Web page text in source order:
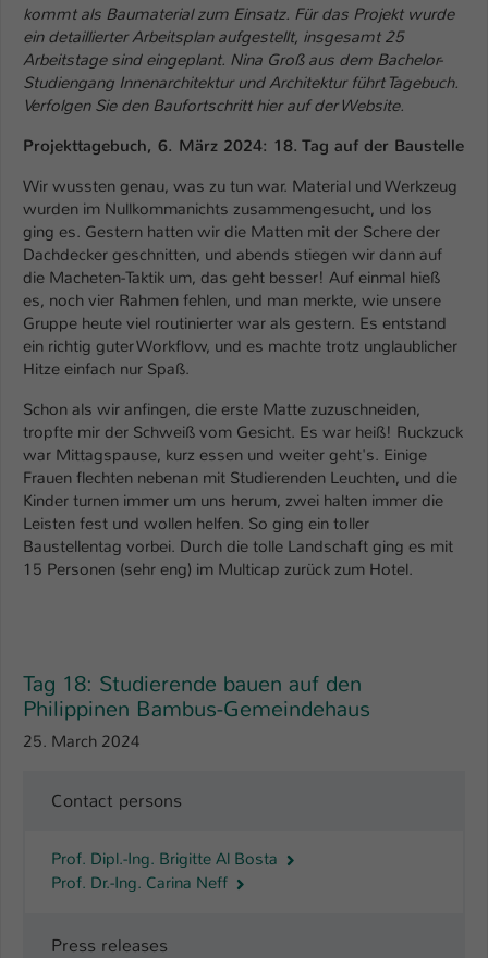
kommt als Baumaterial zum Einsatz. Für das Projekt wurde
ein detaillierter Arbeitsplan aufgestellt, insgesamt 25
Arbeitstage sind eingeplant. Nina Groß aus dem Bachelor-
Studiengang Innenarchitektur und Architektur führt Tagebuch.
Verfolgen Sie den Baufortschritt hier auf der Website.
Projekttagebuch, 6. März 2024: 18. Tag auf der Baustelle
Wir wussten genau, was zu tun war. Material und Werkzeug
wurden im Nullkommanichts zusammengesucht, und los
ging es. Gestern hatten wir die Matten mit der Schere der
Dachdecker geschnitten, und abends stiegen wir dann auf
die Macheten-Taktik um, das geht besser! Auf einmal hieß
es, noch vier Rahmen fehlen, und man merkte, wie unsere
Gruppe heute viel routinierter war als gestern. Es entstand
ein richtig guter Workflow, und es machte trotz unglaublicher
Hitze einfach nur Spaß.
Schon als wir anfingen, die erste Matte zuzuschneiden,
tropfte mir der Schweiß vom Gesicht. Es war heiß! Ruckzuck
war Mittagspause, kurz essen und weiter geht's. Einige
Frauen flechten nebenan mit Studierenden Leuchten, und die
Kinder turnen immer um uns herum, zwei halten immer die
Leisten fest und wollen helfen. So ging ein toller
Baustellentag vorbei. Durch die tolle Landschaft ging es mit
15 Personen (sehr eng) im Multicap zurück zum Hotel.
Tag 18: Studierende bauen auf den
Philippinen Bambus-Gemeindehaus
25. March 2024
Contact persons
Prof. Dipl.-Ing. Brigitte Al Bosta
Prof. Dr.-Ing. Carina Neff
Press releases
Zweck
Einstellungen. Unter anderem eine zufällig
generierte ID, für die historische
Speicherung Ihrer vorgenommen
Einstellungen, falls der Webseiten-
Betreiber dies eingestellt hat.
Anbieter TYPO3
Laufzeit 1 Woche
Dieses Cookie ist ein Standard-Session-
Cookie von TYPO3. Es speichert im Fall
eines Intranet-Logins die Session-ID. So
kann der eingeloggte Benutzer
wiedererkannt werden und es wird ihm
Zugang zu geschützten Bereichen
gewährt.
Name be_typo_user
Anbieter TYPO3
Zweck
ein Besucher im Typo3-Backend
angemeldet ist und Rechte besitzt diese